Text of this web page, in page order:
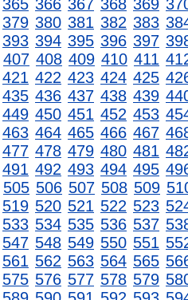
365 366 367 368 369
379 380 381 382 383
393 394 395 396 397
407 408 409 410 411
421 422 423 424 425
435 436 437 438 439
449 450 451 452 453
463 464 465 466 467
477 478 479 480 481
491 492 493 494 495
505 506 507 508 509
519 520 521 522 523
533 534 535 536 537
547 548 549 550 551
561 562 563 564 565
575 576 577 578 579